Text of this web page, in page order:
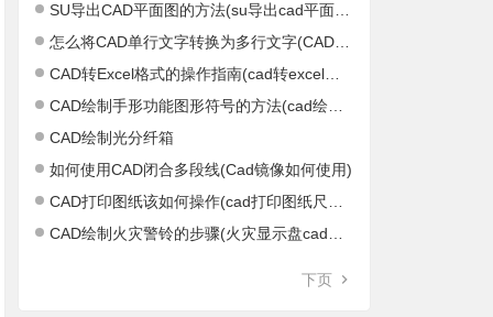
SU导出CAD平面图的方法(su导出cad平面图不正)
怎么将CAD单行文字转换为多行文字(CAD单行文字怎么结束)
CAD转Excel格式的操作指南(cad转excel软件)
CAD绘制手形功能图形符号的方法(cad绘制距形)
CAD绘制光分纤箱
如何使用CAD闭合多段线(Cad镜像如何使用)
CAD打印图纸该如何操作(cad打印图纸尺寸设置)
CAD绘制火灾警铃的步骤(火灾显示盘cad图标)
下页